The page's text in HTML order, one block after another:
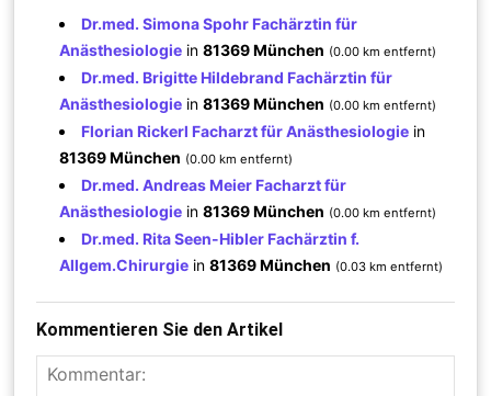
Dr.med. Simona Spohr Fachärztin für
Anästhesiologie in81369 München (0.00 km entfernt)
Dr.med. Brigitte Hildebrand Fachärztin für
Anästhesiologie in81369 München (0.00 km entfernt)
Florian Rickerl Facharzt für Anästhesiologie in
81369 München (0.00 km entfernt)
Dr.med. Andreas Meier Facharzt für
Anästhesiologie in81369 München (0.00 km entfernt)
Dr.med. Rita Seen-Hibler Fachärztin f.
Allgem.Chirurgie in81369 München (0.03 km entfernt)
Kommentieren Sie den Artikel